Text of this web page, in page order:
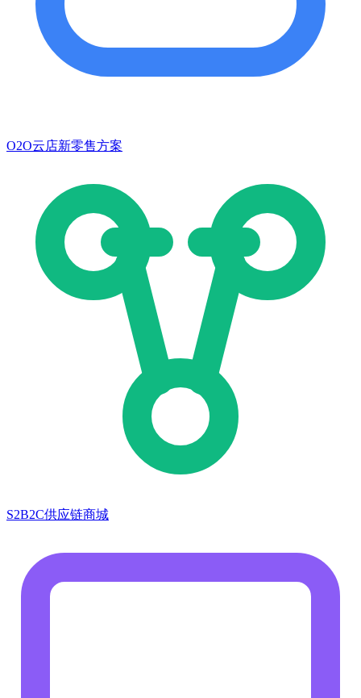
O2O云店新零售方案
S2B2C供应链商城